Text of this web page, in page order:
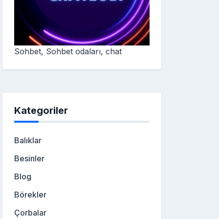
Sohbet, Sohbet odaları, chat
Kategoriler
Balıklar
Besinler
Blog
Börekler
Çorbalar